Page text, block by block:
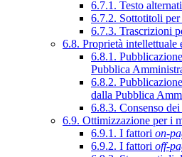
6.7.1. Testo
6.7.2. Sottotitoli
6.7.3. Trascrizioni
6.8. Proprietà intellettuale
6.8.1.
Pubblica
6.8.2.
dalla Pubblica
6.8.3. Consenso
6.9. Ottimizzazione per i
6.9.1. I fattori on-
6.9.2. I fattori off-